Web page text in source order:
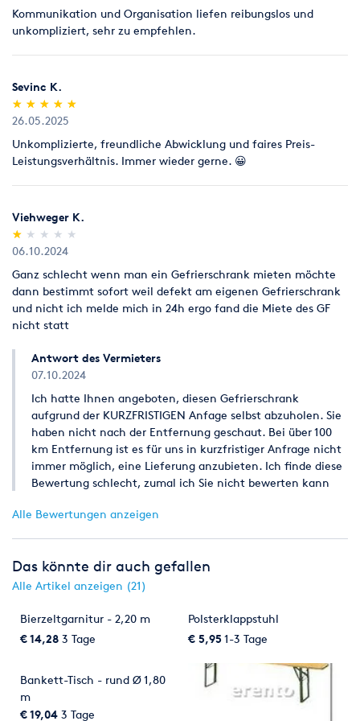
wirksam, wenn der Vermieter sie schriftlich bestätigt.
2. Angebot und Vertragsschluß
unverbindlich. Annahmeerklärungen und sämtliche
Bestellungen bedürfen zur Rechtswirksamkeit der schriftlichen
oder fernschriftlichen Bestätigung des Vermieters. Das gleiche
gilt für Ergänzungen, Abänderungen oder Nebenabreden.
3.1 Die auf den angegebenen Mietpreis bezogene Mietzeit
Kalendertage einschließlich Empfangs- und Rückgabetag.
3.2 Bei verspäteter Rückgabe wird als Entschädigung jeweils
für angefangene drei Tage ein weiterer Mietzeitraum von drei
Kalendertagen berechnet. Dem Mieter bleibt der Nachweis
vorbehalten, dass dem Vermieter kein oder nur ein geringerer
Schaden entstanden ist. Dem Vermieter bleibt der Nachweis
entstanden ist.
4. Mietpreis und Zahlungsbedingungen
4.1 Die angegebenen Mietpreise ergeben sich aus beigefügter
Mietpreisliste für den Mietzeitraum gemäß Ziffer 3.1 und
verstehen sich als Abholpreise. Mietpreise für Partyzelte
müssen gesondert vereinbart werden.
4.2 Die angegebenen Mietpreise sind Stückpreise und gelten
für einmalige Benutzung während der vereinbarten Mietzeit.
anderer Mietpreis vereinbart.
4.3 Werden längere Mietzeiten als in Ziffer 3. vorgesehen
vereinbart, so wird für die ersten drei Tage die normale
Mietgebühr und ab dem 1. Verlängerungstag 15 % der zuvor
dargestellten Mietgebühr pro Verlängerungstag berechnet. Der
Mietpreis ist grundsätzlich bei Übernahme der
Mietgegenstände rein netto, ohne Abzug, zahlbar.
5. Kaution
Kommunikation und Organisation liefen reibungslos und
unkompliziert, sehr zu empfehlen.
Sevinc K.
(*)
★
★
(*) ★
★
(*) ★
★
(*) ★
★
(*) ★
★
26.05.2025
Unkomplizierte, freundliche Abwicklung und faires Preis-
Leistungsverhältnis. Immer wieder gerne. 😀
Viehweger K.
(*)
★
★
( ) ★
★
( ) ★
★
( ) ★
★
( ) ★
★
06.10.2024
Ganz schlecht wenn man ein Gefrierschrank mieten möchte
dann bestimmt sofort weil defekt am eigenen Gefrierschrank
und nicht ich melde mich in 24h ergo fand die Miete des GF
nicht statt
Antwort des Vermieters
07.10.2024
Ich hatte Ihnen angeboten, diesen Gefrierschrank
aufgrund der KURZFRISTIGEN Anfage selbst abzuholen. Sie
haben nicht nach der Entfernung geschaut. Bei über 100
km Entfernung ist es für uns in kurzfristiger Anfrage nicht
immer möglich, eine Lieferung anzubieten. Ich finde diese
Bewertung schlecht, zumal ich Sie nicht bewerten kann
Alle Bewertungen anzeigen
Das könnte dir auch gefallen
Alle Artikel anzeigen (21)
Bierzeltgarnitur - 2,20 m
€ 14,28 3 Tage
Polsterklappstuhl
€ 5,951-3 Tage
Bankett-Tisch - rund Ø 1,80
m
€ 19,04 3 Tage